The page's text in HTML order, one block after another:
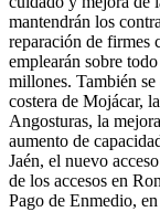
mantendrán los
reparación de firmes
emplearán sobre
millones. También
costera de Mojácar,
Angosturas, la
aumento de
Jaén, el nuevo
de los accesos en
Pago de Enmedio,